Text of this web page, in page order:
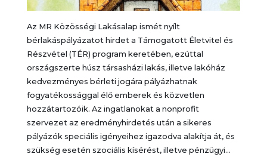
Az MR Közösségi Lakásalap ismét nyílt
bérlakáspályázatot hirdet a Támogatott Életvitel és
Részvétel (TÉR) program keretében, ezúttal
országszerte húsz társasházi lakás, illetve lakóház
kedvezményes bérleti jogára pályázhatnak
fogyatékossággal élő emberek és közvetlen
hozzátartozóik. Az ingatlanokat a nonprofit
szervezet az eredményhirdetés után a sikeres
pályázók speciális igényeihez igazodva alakítja át, és
szükség esetén szociális kísérést, illetve pénzügyi…